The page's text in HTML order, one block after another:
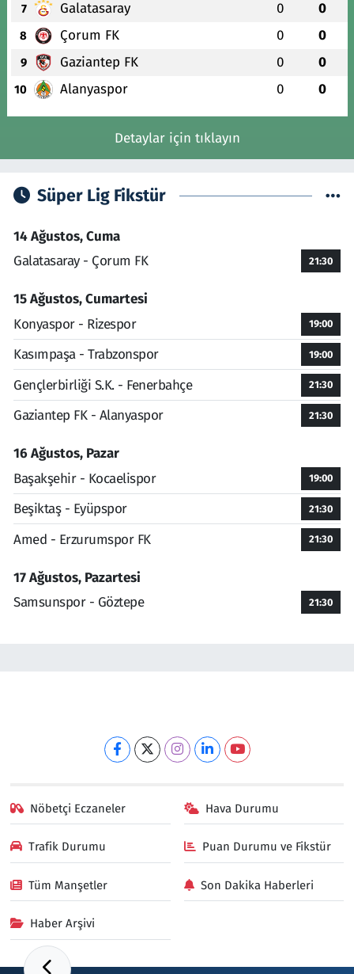
7 Galatasaray 0 0
8 Çorum FK 0 0
9 Gaziantep FK 0 0
10 Alanyaspor 0 0
Detaylar için tıklayın
Süper Lig Fikstür
14 Ağustos, Cuma
Galatasaray - Çorum FK
21:30
15 Ağustos, Cumartesi
Konyaspor - Rizespor
19:00
Kasımpaşa - Trabzonspor 19:00
Gençlerbirliği S.K. - Fenerbahçe 21:30
Gaziantep FK - Alanyaspor 21:30
16 Ağustos, Pazar
Başakşehir - Kocaelispor
19:00
Beşiktaş - Eyüpspor 21:30
Amed - Erzurumspor FK 21:30
17 Ağustos, Pazartesi
Samsunspor - Göztepe
21:30
Nöbetçi Eczaneler Hava Durumu
Trafik Durumu Puan Durumu ve Fikstür
Tüm Manşetler Son Dakika Haberleri
Haber Arşivi